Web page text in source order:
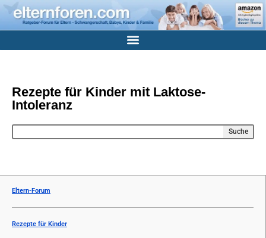
Rezepte für Kinder mit Laktose-
Intoleranz
Suche
Eltern-Forum
Rezepte für Kinder